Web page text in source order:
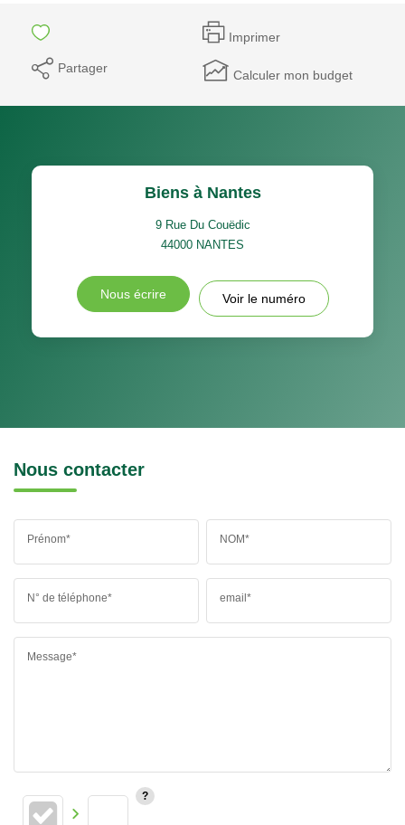
Imprimer
Partager Calculer mon budget
Biens à Nantes
9 Rue Du Couëdic
44000 NANTES
Nous écrire Voir le numéro
Nous contacter
Prénom* NOM*
N° de téléphone* email*
Message*